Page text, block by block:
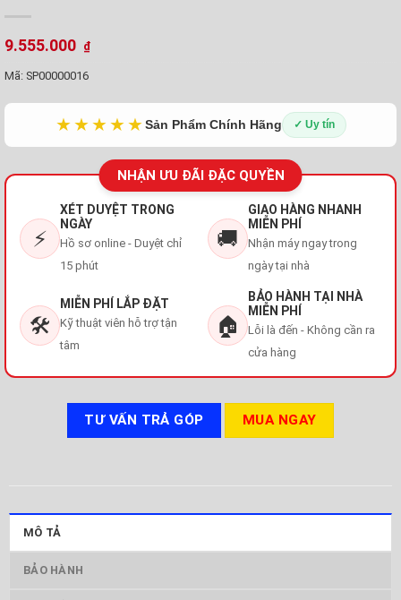
9.555.000 ₫
Mã: SP00000016
★★★★★Sản Phẩm Chính Hãng ✓ Uy tín
NHẬN ƯU ĐÃI ĐẶC QUYỀN
⚡
XÉT DUYỆT TRONG
NGÀY
Hồ sơ online - Duyệt chỉ
15 phút
🚚
GIAO HÀNG NHANH
MIỄN PHÍ
Nhận máy ngay trong
ngày tại nhà
🛠️
MIỄN PHÍ LẮP ĐẶT
Kỹ thuật viên hỗ trợ tận
tâm
🏠
BẢO HÀNH TẠI NHÀ
MIỄN PHÍ
Lỗi là đến - Không cần ra
cửa hàng
TƯ VẤN TRẢ GÓP MUA NGAY
MÔ TẢ
BẢO HÀNH